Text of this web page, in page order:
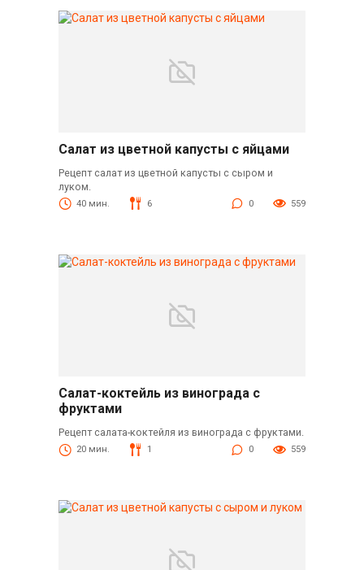
Салат из цветной капусты с яйцами
Рецепт салат из цветной капусты с сыром и
луком.
40 мин. 6 0 559
Салат-коктейль из винограда с
фруктами
Рецепт салата-коктейля из винограда с фруктами.
20 мин. 1 0 559